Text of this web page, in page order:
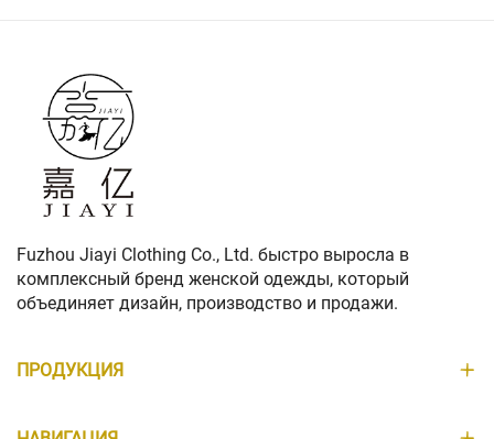
Fuzhou Jiayi Clothing Co., Ltd. быстро выросла в
комплексный бренд женской одежды, который
объединяет дизайн, производство и продажи.
ПРОДУКЦИЯ